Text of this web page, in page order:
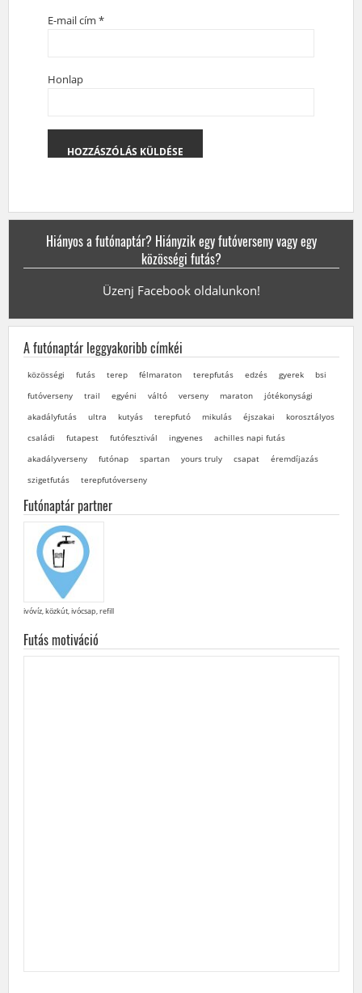
E-mail cím *
Honlap
Hiányos a futónaptár? Hiányzik egy futóverseny vagy egy
közösségi futás?
Üzenj Facebook oldalunkon!
A futónaptár leggyakoribb címkéi
közösségi futás terep félmaraton terepfutás edzés gyerek
bsi
futóverseny
trail egyéni váltó verseny maraton
jótékonysági
akadályfutás
ultra kutyás terepfutó mikulás éjszakai
korosztályos
családi
futapest futófesztivál ingyenes
achilles napi futás
akadályverseny
futónap spartan yours truly csapat
éremdíjazás
szigetfutás
terepfutóverseny
Futónaptár partner
ivóvíz, közkút, ivócsap, refill
Futás motiváció